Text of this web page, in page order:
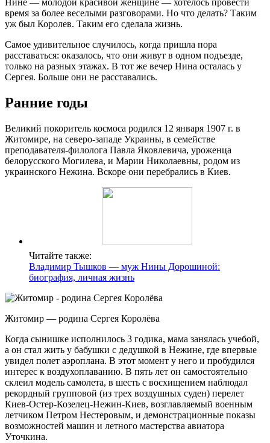
Нине — молодой красивой женщине — хотелось провести
время за более веселыми разговорами. Но что делать? Таким
уж был Королев. Таким его сделала жизнь.
Самое удивительное случилось, когда пришла пора
расставаться: оказалось, что они живут в одном подъезде,
только на разных этажах. В тот же вечер Нина осталась у
Сергея. Больше они не расставались.
Ранние годы
Великий покоритель космоса родился 12 января 1907 г. в
Житомире, на северо-западе Украины, в семействе
преподавателя-филолога Павла Яковлевича, уроженца
белорусского Могилева, и Марии Николаевны, родом из
украинского Нежина. Вскоре они перебрались в Киев.
Читайте также:
Владимир Тышков — муж Нины Дорошиной:
биография, личная жизнь
Житомир — родина Сергея Королёва
Когда сынишке исполнилось 3 годика, мама занялась учебой,
а он стал жить у бабушки с дедушкой в Нежине, где впервые
увидел полет аэроплана. В этот момент у него и пробудился
интерес к воздухоплаванию. В пять лет он самостоятельно
склеил модель самолета, в шесть с восхищением наблюдал
рекордный групповой (из трех воздушных суден) перелет
Киев-Остер-Козелец-Нежин-Киев, возглавляемый военным
летчиком Петром Нестеровым, и демонстрационные показы
возможностей машин и летного мастерства авиатора
Уточкина.